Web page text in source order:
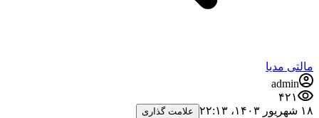
مالتی مدیا
admin
۴۲۱
۱۸ شهریور ۱۴۰۳،‏ ۲۲:۱۳
علامت گذاری